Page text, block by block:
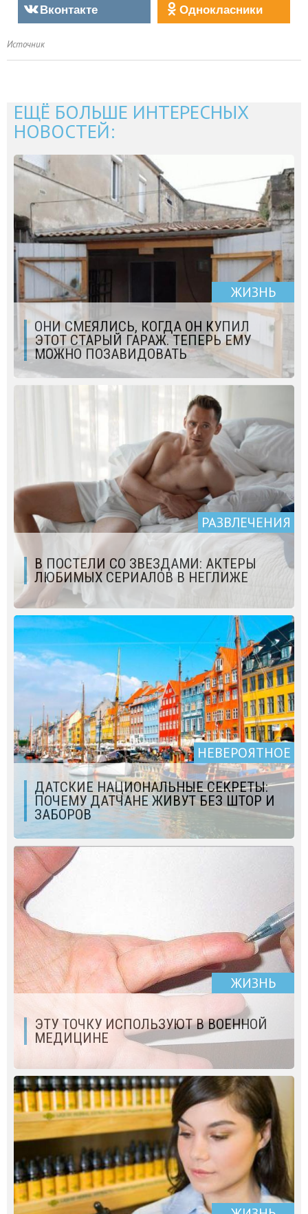
Вконтакте
Однокласники
Источник
ЕЩЁ БОЛЬШЕ ИНТЕРЕСНЫХ
НОВОСТЕЙ:
ЖИЗНЬ
ОНИ СМЕЯЛИСЬ, КОГДА ОН КУПИЛ
ЭТОТ СТАРЫЙ ГАРАЖ. ТЕПЕРЬ ЕМУ
МОЖНО ПОЗАВИДОВАТЬ
РАЗВЛЕЧЕНИЯ
В ПОСТЕЛИ СО ЗВЕЗДАМИ: АКТЕРЫ
ЛЮБИМЫХ СЕРИАЛОВ В НЕГЛИЖЕ
НЕВЕРОЯТНОЕ
ДАТСКИЕ НАЦИОНАЛЬНЫЕ СЕКРЕТЫ:
ПОЧЕМУ ДАТЧАНЕ ЖИВУТ БЕЗ ШТОР И
ЗАБОРОВ
ЖИЗНЬ
ЭТУ ТОЧКУ ИСПОЛЬЗУЮТ В ВОЕННОЙ
МЕДИЦИНЕ